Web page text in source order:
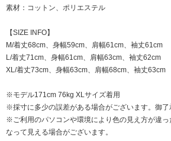
素材：コットン、ポリエステル
【SIZE INFO】
M/着丈68cm、身幅59cm、肩幅61cm、袖丈61cm
L/着丈71cm、身幅61cm、肩幅63cm、袖丈62cm
XL/着丈73cm、身幅63cm、肩幅68cm、袖丈63cm
※モデル171cm 76kg XLサイズ着用
※採寸に多少の誤差がある場合がございます。御了
※ご利用のパソコンや環境により色の見え方が違
なって見える場合がございます。